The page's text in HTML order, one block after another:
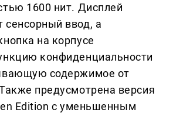
1600 нит. Дисплей
сенсорный ввод, а
на корпусе
конфиденциальности
содержимое от
предусмотрена версия
Edition с уменьшенным